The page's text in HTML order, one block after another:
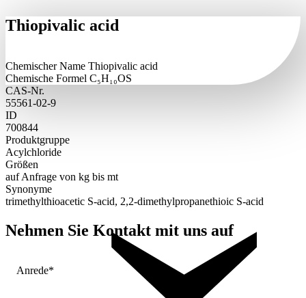
Thiopivalic acid
Chemischer Name Thiopivalic acid
Chemische Formel C₅H₁₀OS
CAS-Nr.
55561-02-9
ID
700844
Produktgruppe
Acylchloride
Größen
auf Anfrage von kg bis mt
Synonyme
trimethylthioacetic S-acid, 2,2-dimethylpropanethioic S-acid
Nehmen Sie Kontakt mit uns auf